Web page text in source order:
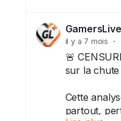
e
r
GamersLive
il y a 7 mois ·
🚨
sur la chute
Cette
partout,